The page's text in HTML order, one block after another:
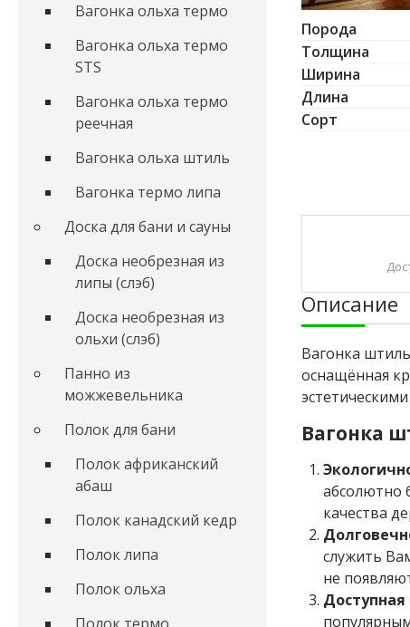
Вагонка ольха термо
Вагонка ольха термо
STS
Вагонка ольха термо
реечная
Вагонка ольха штиль
Вагонка термо липа
Доска для бани и сауны
Доска необрезная из
липы (слэб)
Доска необрезная из
ольхи (слэб)
Панно из
можжевельника
Полок для бани
Полок африканский
абаш
Полок канадский кедр
Полок липа
Полок ольха
Порода
Толщина
Ширина
Длина
Сорт
Описание
Вагонка
оснащённая
Вагонка
абсолютно
качества
служить
не
Доступная